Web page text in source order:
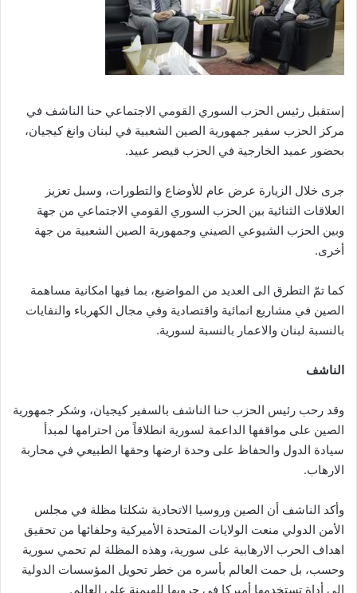
إستقبل رئيس الحزب السوري القومي الاجتماعي حنا الناشف في
مركز الحزب سفير جمهورية الصين الشعبية في لبنان وانغ كيجيان،
بحضور عميد الخارجية في الحزب قيصر عبيد.
جرى خلال الزيارة عرض عام للأوضاع والتطورات، وسبل تعزيز
العلاقات الثنائية بين الحزب السوري القومي الاجتماعي من جهة
وبين الحزب الشيوعي الصيني وجمهورية الصين الشعبية من جهة
أخرى.
كما تمّ التطرق الى العديد من المواضيع، بما فيها امكانية مساهمة
الصين في مشاريع انمائية واقتصادية وفي مجال الكهرباء والنفايات
بالنسبة لبنان والاعمار بالنسبة لسورية.
الناشف
وقد رحب رئيس الحزب حنا الناشف بالسفير كيجيان، وشكر جمهورية
الصين على مواقفها الداعمة لسورية انطلاقاً من احترامها لمبدأ
سيادة الدول والحفاظ على وحدة ارضها وحقها الطبيعي في محاربة
الارهاب.
وأكد الناشف أن الصين وروسيا الاتحادية شكلتا مظلة في مجلس
الأمن الدولي منعت الولايات المتحدة الأميركية وحلفائها من تحقيق
اهداف الحرب الارهابية على سورية، وهذه المظلة لم تحمي سورية
وحسب، بل حمت العالم بأسره من خطر تحويل المؤسسات الدولية
إلى أداة تستخدمها أميركا في حروبها للهيمنة على العالم.